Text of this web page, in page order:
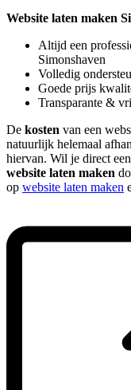
Website laten maken
Altijd een
Simonshaven
Volledig
Goede prijs
Transparante &
De kosten van een
natuurlijk helemaal
hiervan. Wil je direct
website laten maken
op website laten maken